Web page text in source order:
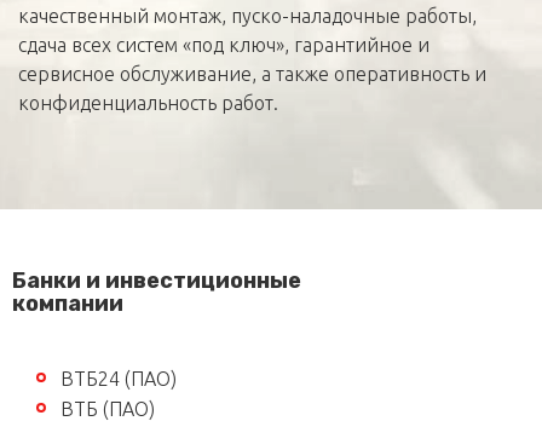
качественный монтаж, пуско-наладочные работы,
сдача всех систем «под ключ», гарантийное и
сервисное обслуживание, а также оперативность и
конфиденциальность работ.
Банки и инвестиционные
компании
ВТБ24 (ПАО)
ВТБ (ПАО)